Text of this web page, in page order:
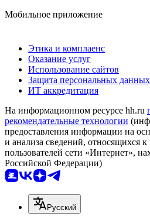
Мобильное приложение
Этика и комплаенс
Оказание услуг
Использование сайтов
Защита персональных данных
ИТ аккредитация
На информационном ресурсе hh.ru
рекомендательные технологии
предоставления информации на
и анализа сведений, относящихся
пользователей сети «Интернет»,
Российской Федерации)
Русский